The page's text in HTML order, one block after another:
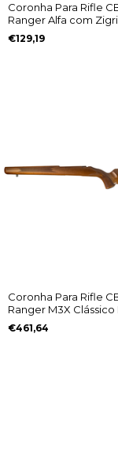
Coronha Para Rifle
Ranger Alfa com
€129,19
Coronha Para Rifle
Ranger M3X Clássico
€461,64